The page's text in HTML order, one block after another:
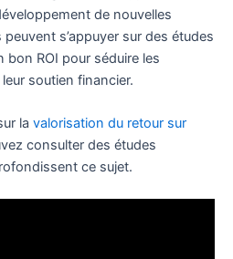
de nouvelles
s’appuyer sur des études
ROI pour séduire les
soutien financier.
la valorisation du retour sur
consulter des études
ce sujet.